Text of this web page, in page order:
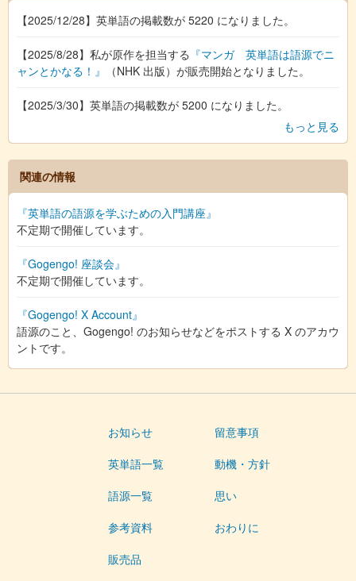
【2025/12/28】英単語の掲載数が 5220 になりました。
【2025/8/28】私が原作を担当する 『マンガ 英単語は語源でニ
ャンとかなる！』
（NHK 出版）が販売開始となりました。
【2025/3/30】英単語の掲載数が 5200 になりました。
もっと見る
関連の情報
『英単語の語源を学ぶための入門講座』
不定期で開催しています。
『Gogengo! 座談会』
不定期で開催しています。
『Gogengo! X Account』
語源のこと、Gogengo! のお知らせなどをポストする X のアカウ
ントです。
お知らせ
英単語一覧
語源一覧
参考資料
販売品
留意事項
動機・方針
思い
おわりに